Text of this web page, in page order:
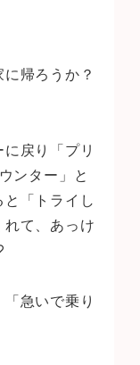
帰ろうか？
戻り「プリ
ンター」と
「トライし
て、あっけ
急いで乗り